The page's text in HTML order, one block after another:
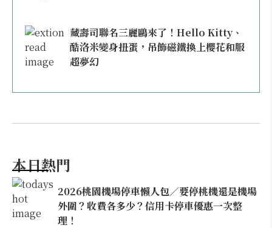
藏壽司聯名三麗鷗來了！Hello Kitty、
酷洛米變身扭蛋，吊飾磁鐵換上櫻花和服
超夢幻
本日熱門
2026桃園機場停車懶人包／要停桃機還是機場
外圍？收費各多少？信用卡停車優惠一次整
理！